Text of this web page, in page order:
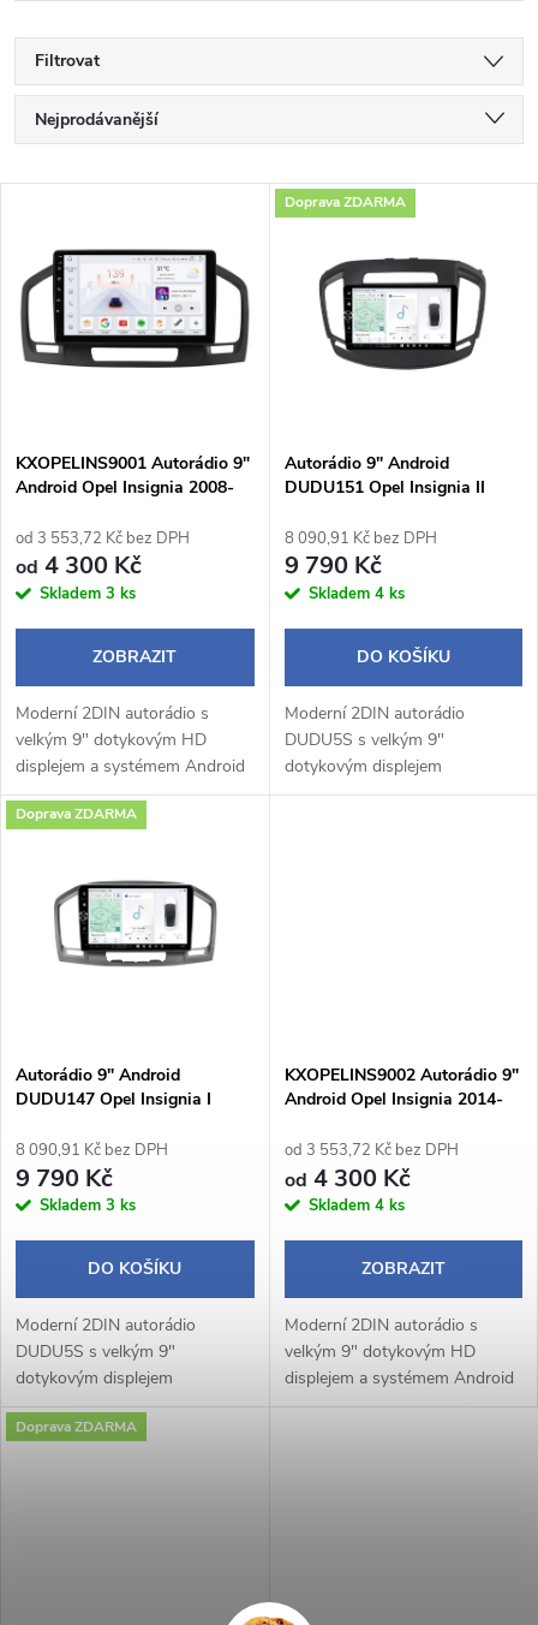
Filtrovat
Ř
a
e
n
p
r
o
u
k
t
Nejprodávanější
Abecedně
ý
p
s
p
r
o
d
u
k
KXOPELINS9001 Autorádio 9"
Android Opel Insignia 2008-
od 3 553,72 Kč bez DPH
od 4 300 Kč
Skladem 3 ks
ZOBRAZIT
Moderní 2DIN autorádio s
velkým 9" dotykovým HD
displejem a systémem Android
14 přináší pohodlné a chytré
ovládání během jízdy.
Doprava ZDARMA
Autorádio 9" Android
DUDU151 Opel Insignia II
8 090,91 Kč bez DPH
9 790 Kč
Skladem 4 ks
DO KOŠÍKU
Moderní 2DIN autorádio
DUDU5S s velkým 9"
dotykovým displejem
1280×720 px a praktickým
Doprava ZDARMA
Autorádio 9" Android
DUDU147 Opel Insignia I
8 090,91 Kč bez DPH
9 790 Kč
Skladem 3 ks
DO KOŠÍKU
Moderní 2DIN autorádio
DUDU5S s velkým 9"
dotykovým displejem
1280×720 px a praktickým
otočným potenciometrem
KXOPELINS9002 Autorádio 9"
Android Opel Insignia 2014-
od 3 553,72 Kč bez DPH
od 4 300 Kč
Skladem 4 ks
ZOBRAZIT
Moderní 2DIN autorádio s
velkým 9" dotykovým HD
displejem a systémem Android
14 přináší pohodlné a chytré
Doprava ZDARMA